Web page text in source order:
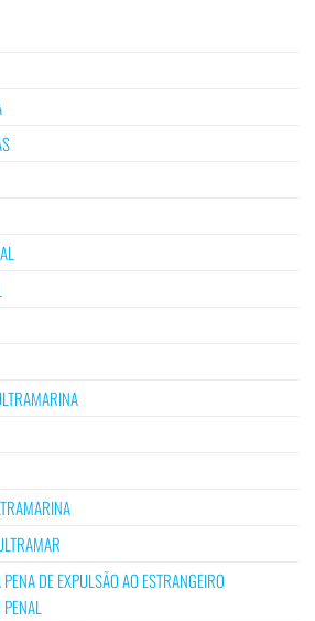
DE EXPULSÃO AO ESTRANGEIRO